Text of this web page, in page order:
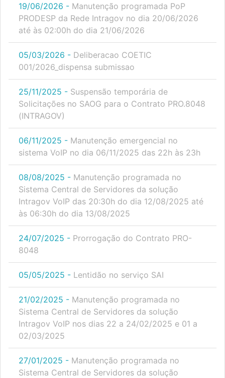
19/06/2026 - Manutenção programada PoP
PRODESP da Rede Intragov no dia 20/06/2026
até às 02:00h do dia 21/06/2026
05/03/2026 - Deliberacao COETIC
001/2026_dispensa submissao
25/11/2025 - Suspensão temporária de
Solicitações no SAOG para o Contrato PRO.8048
(INTRAGOV)
06/11/2025 - Manutenção emergencial no
sistema VoIP no dia 06/11/2025 das 22h às 23h
08/08/2025 - Manutenção programada no
Sistema Central de Servidores da solução
Intragov VoIP das 20:30h do dia 12/08/2025 até
às 06:30h do dia 13/08/2025
24/07/2025 - Prorrogação do Contrato PRO-
8048
05/05/2025 - Lentidão no serviço SAI
21/02/2025 - Manutenção programada no
Sistema Central de Servidores da solução
Intragov VoIP nos dias 22 a 24/02/2025 e 01 a
02/03/2025
27/01/2025 - Manutenção programada no
Sistema Central de Servidores da solução